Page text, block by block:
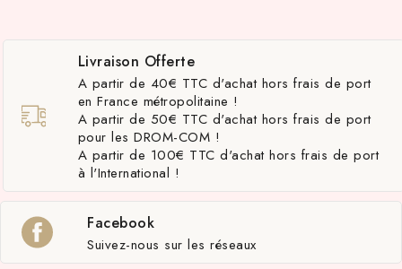
Livraison Offerte
A partir de 40€ TTC d'achat hors frais de port
en France métropolitaine !
A partir de 50€ TTC d'achat hors frais de port
pour les DROM-COM !
A partir de 100€ TTC d'achat hors frais de port
à l'International !
Facebook
Suivez-nous sur les réseaux